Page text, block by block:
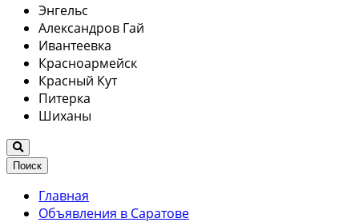
Энгельс
Александров Гай
Ивантеевка
Красноармейск
Красный Кут
Питерка
Шиханы
Поиск
Главная
Объявления в Саратове